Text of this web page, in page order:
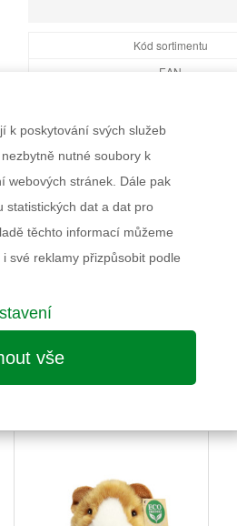
Kód sortimentu
EAN
Balení
Minimální odběr
Rozměry balení Š×V×H
Doporučený věk
Pohlaví
Výrobce
Informace k výrobku
k poskytování svých služeb
nutné soubory k
webových stránek. Dále pak
statistických dat a dat pro
těchto informací můžeme
své reklamy přizpůsobit podle
vše